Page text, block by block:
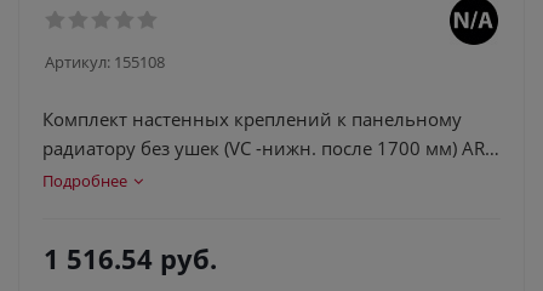
Артикул: 155108
Комплект настенных креплений к панельному
радиатору без ушек (VC -нижн. после 1700 мм) ART-
FC-033
Подробнее
1 516.54 руб.